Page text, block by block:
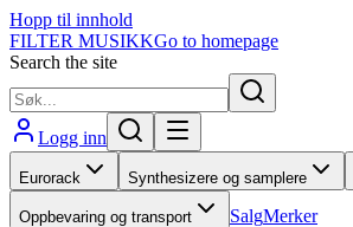
Hopp til innhold
FILTER MUSIKKGo to homepage
Search the site
Logg inn
Eurorack Synthesizere og samplere
Oppbevaring og transport SalgMerker